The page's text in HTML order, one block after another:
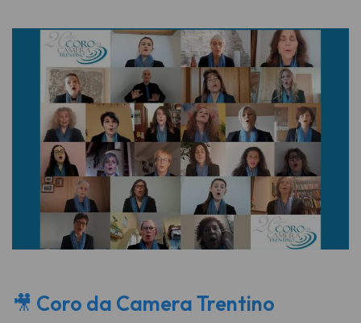
🎥 Coro da Camera Trentino